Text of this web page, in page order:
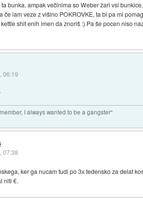
bunka, ampak večinima so Weber žari vsi
če iam veze z višino POKROVKE, ta bi pa mi
shit enih imen da znoriš :) Pa še pocen niso
06:19
I always wanted to be a gangster"
07:38
ker ga nucam tudi po 3x tedensko za delat
niti €.